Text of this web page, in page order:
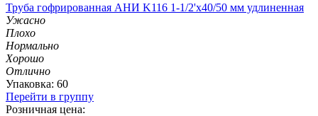
Труба гофрированная АНИ K116 1-1/2'х40/50 мм удлиненная
Ужасно
Плохо
Нормально
Хорошо
Отлично
Упаковка: 60
Перейти в группу
Розничная цена: